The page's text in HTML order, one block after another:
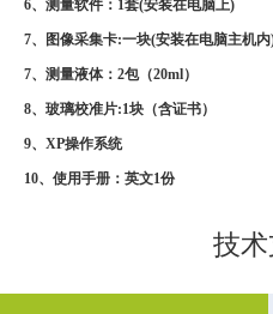
6、测量软件：1套(安装在电脑上)
7、图像采集卡:一块(安装在电脑主机内
7、测量液体：2包（20ml）
8、玻璃校准片:1块（含证书）
9、XP操作系统
10、使用手册：英文1份
技